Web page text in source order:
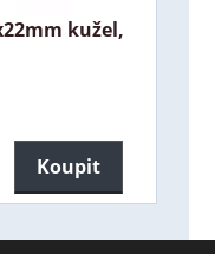
kužel,
Koupit